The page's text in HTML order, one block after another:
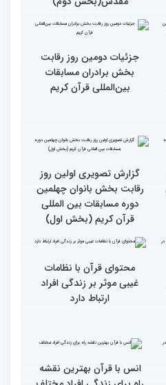
دومین روز مسابقات جهانی
قرآن به میزبانی ایران
گزارش تصویری دومین روز
رقابت بخش برادران
اول)
گزارش تصویری بازدید
متسابقین چهلمین دوره
مسابقات بین المللی قرآن
کریم از باغ موزه دفاع
مقدس(بخش دوم)
بین‌المللی قرآن کریم